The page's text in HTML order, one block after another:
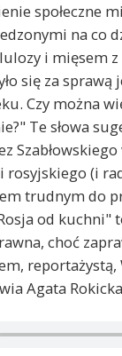
społeczne
na co
i mięsem z
się za sprawą
Czy można
Te słowa
(i
trudnym do
od kuchni"
choć
Agata